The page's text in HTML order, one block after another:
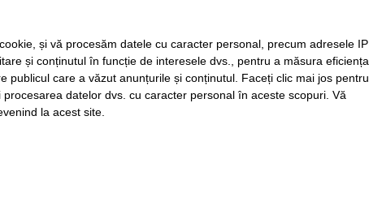
Folosinta
Termeni si
și vă procesăm datele cu caracter personal, precum adresele IP
și conținutul în funcție de interesele dvs., pentru a măsura eficiența
care a văzut anunțurile și conținutul. Faceți clic mai jos pentru
datelor dvs. cu caracter personal în aceste scopuri. Vă
la acest site.